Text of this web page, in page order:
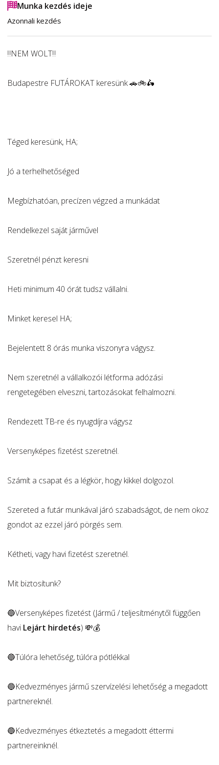
Munka kezdés ideje
Azonnali kezdés
‼️NEM WOLT‼️
Budapestre FUTÁROKAT keresünk 🚗🚲🛵
Téged keresünk, HA;
Jó a terhelhetőséged
Megbízhatóan, precízen végzed a munkádat
Rendelkezel saját járművel
Szeretnél pénzt keresni
Heti minimum 40 órát tudsz vállalni.
Minket keresel HA;
Bejelentett 8 órás munka viszonyra vágysz.
Nem szeretnél a vállalkozói létforma adózási
rengetegében elveszni, tartozásokat felhalmozni.
Rendezett TB-re és nyugdíjra vágysz
Versenyképes fizetést szeretnél.
Számít a csapat és a légkör, hogy kikkel dolgozol.
Szereted a futár munkával járó szabadságot, de nem okoz
gondot az ezzel járó pörgés sem.
Kétheti, vagy havi fizetést szeretnél.
Mit biztosítunk?
🔵Versenyképes fizetést (Jármű / teljesítménytől függően
havi Lejárt hirdetés) 💸💰
🔵Túlóra lehetőség, túlóra pótlékkal
🔵Kedvezményes jármű szervízelési lehetőség a megadott
partnereknél.
🔵Kedvezményes étkeztetés a megadott éttermi
partnereinknél.